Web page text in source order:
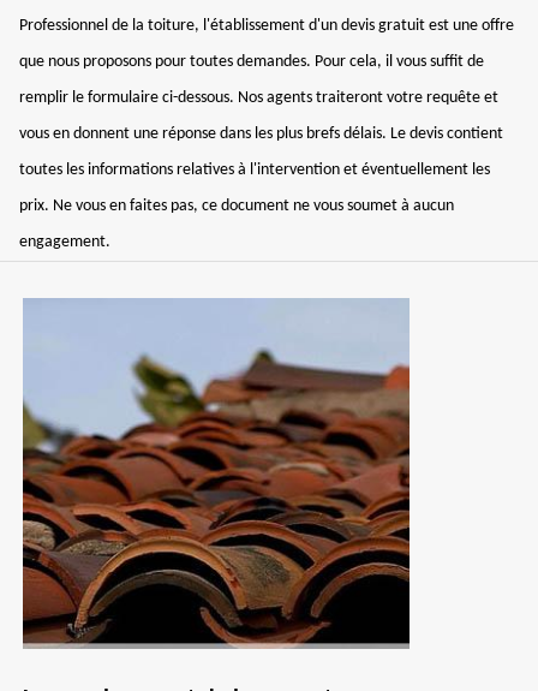
Professionnel de la toiture, l'établissement d'un devis gratuit est une offre
que nous proposons pour toutes demandes. Pour cela, il vous suffit de
remplir le formulaire ci-dessous. Nos agents traiteront votre requête et
vous en donnent une réponse dans les plus brefs délais. Le devis contient
toutes les informations relatives à l'intervention et éventuellement les
prix. Ne vous en faites pas, ce document ne vous soumet à aucun
engagement.